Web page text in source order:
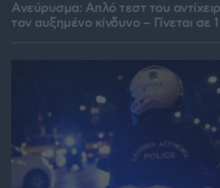
Ανεύρυσμα: Απλό τεστ του
τον αυξημένο κίνδυνο – Γίνεται σε